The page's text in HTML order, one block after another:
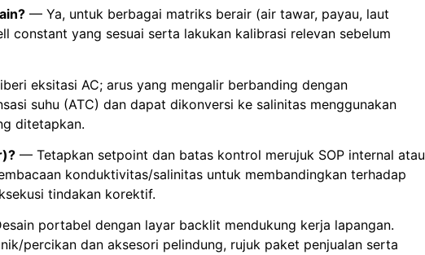
— Ya, untuk berbagai matriks berair (air tawar, payau, laut
constant yang sesuai serta lakukan kalibrasi relevan sebelum
eksitasi AC; arus yang mengalir berbanding dengan
suhu (ATC) dan dapat dikonversi ke salinitas menggunakan
ditetapkan.
— Tetapkan setpoint dan batas kontrol merujuk SOP internal atau
konduktivitas/salinitas untuk membandingkan terhadap
tindakan korektif.
portabel dengan layar backlit mendukung kerja lapangan.
percikan dan aksesori pelindung, rujuk paket penjualan serta